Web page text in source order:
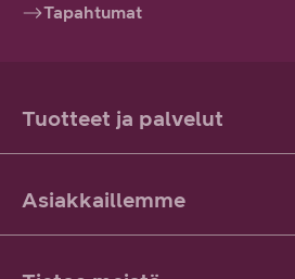
Tapahtumat
Tuotteet ja palvelut
Asiakkaillemme